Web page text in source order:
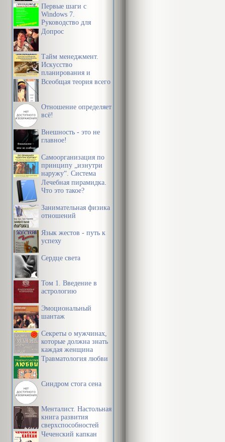
Первые шаги с
Windows 7.
Руководство для
начинающих
Допрос
Тайм менеджмент.
Искусство
планирования и
управления своим
Всеобщая теория всего
Отношение определяет
всё!
Внешность - это не
главное!
Самоорганизация по
принципу „изнутри
наружу“. Система
эффективной
организации
предметной среды,
информации и
Лечебная пирамидка.
Что это такое?
Занимательная физика
отношений
Язык жестов - путь к
успеху
Сердце света
Том 1. Введение в
астрологию
Эмоциональный
шантаж
Секреты о мужчинах,
которые должна знать
каждая женщина
Травматология любви
Синдром стога сена
Менталист. Настольная
книга развития
сверхспособностей
сознания
Чеченский капкан